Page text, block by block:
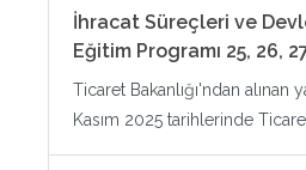
İhracat Süreçleri ve
Eğitim Programı 25, 26,
Ticaret Bakanlığı'ndan alınan
Kasım 2025 tarihlerinde Ticaret